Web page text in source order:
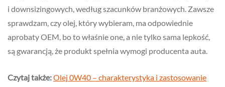
i downsizingowych, według szacunków branżowych. Zawsze
sprawdzam, czy olej, który wybieram, ma odpowiednie
aprobaty OEM, bo to właśnie one, a nie tylko sama lepkość,
są gwarancją, że produkt spełnia wymogi producenta auta.
Czytaj także:Olej 0W40 – charakterystyka i zastosowanie